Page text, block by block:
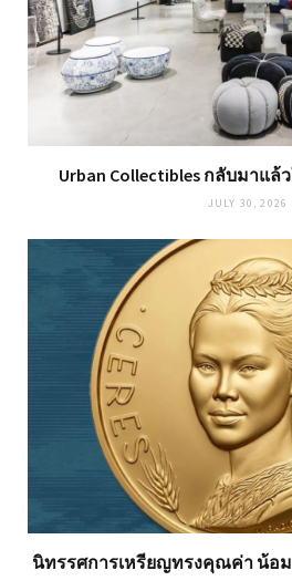
Urban Collectibles กลับมาแล้ว
JULY 30, 2026
นิทรรศการเหรียญทรงคุณค่า น้อ